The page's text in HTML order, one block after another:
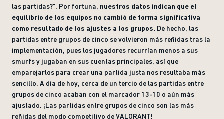
las partidas?". Por fortuna, nuestros datos indican que el
equilibrio de los equipos no cambió de forma significativa
como resultado de los ajustes a los grupos. De hecho, las
partidas entre grupos de cinco se volvieron más reñidas tras la
implementación, pues los jugadores recurrían menos a sus
smurfs y jugaban en sus cuentas principales, así que
emparejarlos para crear una partida justa nos resultaba más
sencillo. A día de hoy, cerca de un tercio de las partidas entre
grupos de cinco acaban con el marcador 13-10 o aún más
ajustado. ¡Las partidas entre grupos de cinco son las más
reñidas del modo competitivo de VALORANT!